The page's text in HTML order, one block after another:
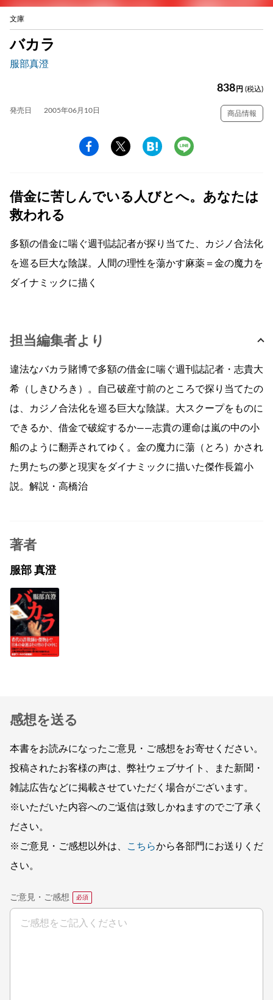
文庫
バカラ
服部真澄
838 円 (税込)
発売日 2005年06月10日 商品情報
借金に苦しんでいる人びとへ。あなたは
救われる
多額の借金に喘ぐ週刊誌記者が探り当てた、カジノ合法化
を巡る巨大な陰謀。人間の理性を蕩かす麻薬＝金の魔力を
ダイナミックに描く
担当編集者より
違法なバカラ賭博で多額の借金に喘ぐ週刊誌記者・志貴大
希（しきひろき）。自己破産寸前のところで探り当てたの
は、カジノ合法化を巡る巨大な陰謀。大スクープをものに
できるか、借金で破綻するか——志貴の運命は嵐の中の小
船のように翻弄されてゆく。金の魔力に蕩（とろ）かされ
た男たちの夢と現実をダイナミックに描いた傑作長篇小
説。解説・高橋治
著者
服部 真澄
感想を送る
本書をお読みになったご意見・ご感想をお寄せください。
投稿されたお客様の声は、弊社ウェブサイト、また新聞・
雑誌広告などに掲載させていただく場合がございます。
※いただいた内容へのご返信は致しかねますのでご了承く
ださい。
※ご意見・ご感想以外は、
こちらから各部門にお送りくだ
さい。
ご意見・ご感想